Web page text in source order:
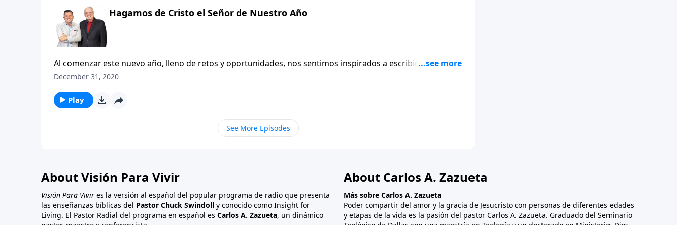
ejercer sobre su fe. Abraham, también, estaba muy familiarizado con estas pruebas tan extenuantes. En
nuestro estudio de hoy, vamos a echar un vistazo a una prueba que desafió su confianza en Dios, y vamos
a ver cómo su ejemplo de fe inquebrantable nos anima para calmar nuestras propias vidas en tiempos de
prueba.
Hagamos de Cristo el Señor de Nuestro Año
Al comenzar este nuevo año, lleno de retos y oportunidades, nos sentimos inspirados a escribir nuestros
planes, estrategias y propósitos ¿No es así? Este mensaje habla precisamente acerca de hacer planes y
completamente en nuestra agenda.
December 31, 2020
Play
See More Episodes
About Visión Para Vivir
Visión Para Vivir es la versión al español del popular programa de radio que presenta
las enseñanzas bíblicas del Pastor Chuck Swindoll y conocido como Insight for
Living. El Pastor Radial del programa en español es Carlos A. Zazueta, un dinámico
About Carlos A. Zazueta
Más sobre Carlos A. Zazueta
Poder compartir del amor y la gracia de Jesucristo con personas de diferentes edades
y etapas de la vida es la pasión del pastor Carlos A. Zazueta. Graduado del Seminario